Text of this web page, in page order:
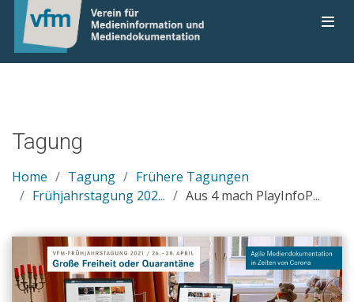
Tagung
Home Tagung
Frühere Tagungen
Frühjahrstagung 202...
Aus 4 mach PlayInfoP...